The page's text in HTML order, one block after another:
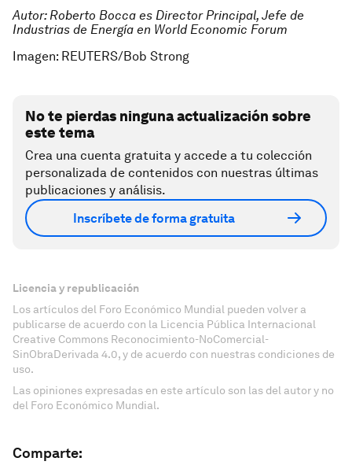
Autor: Roberto Bocca es Director Principal, Jefe de
Industrias de Energía en World Economic Forum
Imagen: REUTERS/Bob Strong
No te pierdas ninguna actualización sobre
este tema
Crea una cuenta gratuita y accede a tu colección
personalizada de contenidos con nuestras últimas
publicaciones y análisis.
Inscríbete de forma gratuita
Licencia y republicación
Los artículos del Foro Económico Mundial pueden volver a
publicarse de acuerdo con la Licencia Pública Internacional
Creative Commons Reconocimiento-NoComercial-
SinObraDerivada 4.0, y de acuerdo con nuestras condiciones de
uso.
Las opiniones expresadas en este artículo son las del autor y no
del Foro Económico Mundial.
Comparte: